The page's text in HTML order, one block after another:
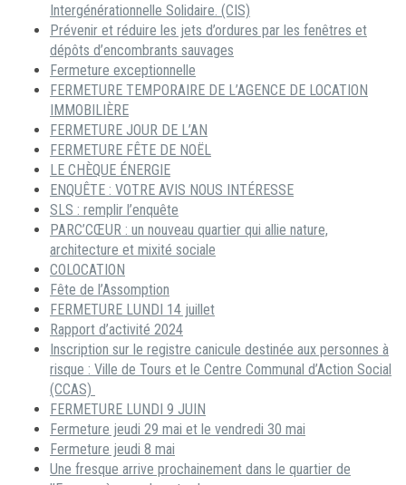
Intergénérationnelle Solidaire. (CIS)
Prévenir et réduire les jets d’ordures par les fenêtres et
dépôts d’encombrants sauvages
Fermeture exceptionnelle
FERMETURE TEMPORAIRE DE L’AGENCE DE LOCATION
IMMOBILIÈRE
FERMETURE JOUR DE L’AN
FERMETURE FÊTE DE NOËL
LE CHÈQUE ÉNERGIE
ENQUÊTE : VOTRE AVIS NOUS INTÉRESSE
SLS : remplir l’enquête
PARC’CŒUR : un nouveau quartier qui allie nature,
architecture et mixité sociale
COLOCATION
Fête de l’Assomption
FERMETURE LUNDI 14 juillet
Rapport d’activité 2024
Inscription sur le registre canicule destinée aux personnes à
risque : Ville de Tours et le Centre Communal d’Action Social
(CCAS)
FERMETURE LUNDI 9 JUIN
Fermeture jeudi 29 mai et le vendredi 30 mai
Fermeture jeudi 8 mai
Une fresque arrive prochainement dans le quartier de